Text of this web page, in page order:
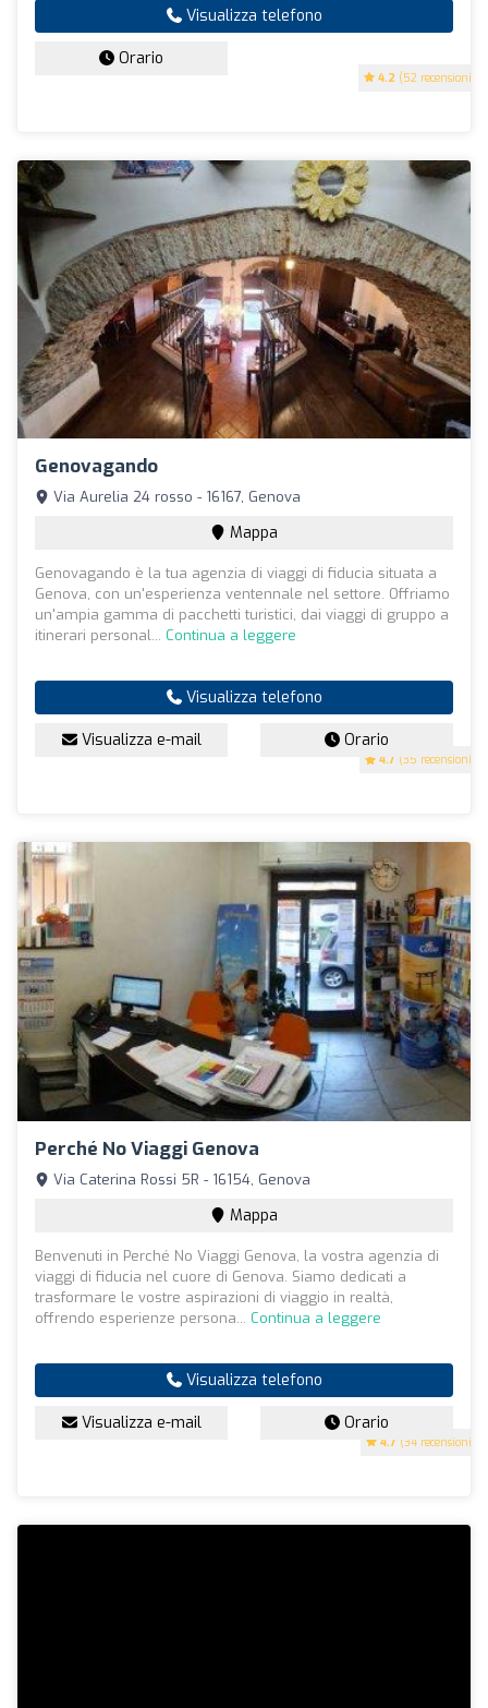
4.2 (52 recensioni)
Visualizza telefono
Orario
Genovagando
4.7 (35 recensioni)
Via Aurelia 24 rosso - 16167, Genova
Mappa
Genovagando è la tua agenzia di viaggi di fiducia situata a
Genova, con un'esperienza ventennale nel settore. Offriamo
un'ampia gamma di pacchetti turistici, dai viaggi di gruppo a
itinerari personal... Continua a leggere
Visualizza telefono
Visualizza e-mail Orario
Perché No Viaggi Genova
4.7 (34 recensioni)
Via Caterina Rossi 5R - 16154, Genova
Mappa
Benvenuti in Perché No Viaggi Genova, la vostra agenzia di
viaggi di fiducia nel cuore di Genova. Siamo dedicati a
trasformare le vostre aspirazioni di viaggio in realtà,
offrendo esperienze persona... Continua a leggere
Visualizza telefono
Visualizza e-mail Orario